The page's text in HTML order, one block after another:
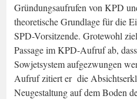
Gründungsaufrufen von KPD
theoretische Grundlage für die
SPD-Vorsitzende. Grotewohl
Passage im KPD-Aufruf ab,
Sowjetsystem aufgezwungen
Aufruf zitiert er die
Neugestaltung auf dem Boden